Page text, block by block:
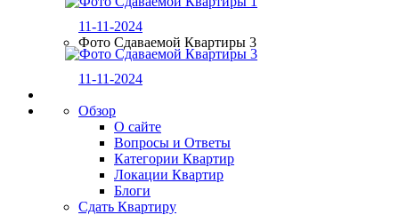
11-11-2024
Фото Сдаваемой Квартиры 3
11-11-2024
Обзор
О сайте
Вопросы и Ответы
Категории Квартир
Локации Квартир
Блоги
Сдать Квартиру